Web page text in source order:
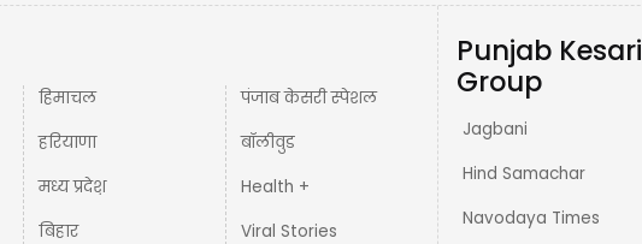
हिमाचल
हरियाणा
मध्य प्रदेश़
बिहार
पंजाब केसरी स्पेशल
बॉलीवुड
Health +
Viral Stories
Punjab Kesari
Group
Jagbani
Hind Samachar
Navodaya Times